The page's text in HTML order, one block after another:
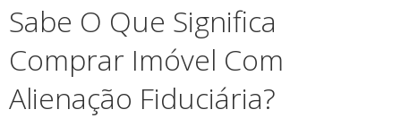
Sabe O Que Significa
Comprar Imóvel Com
Alienação Fiduciária?